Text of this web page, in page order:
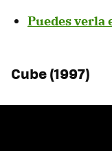
Puedes verla
Cube (1997)